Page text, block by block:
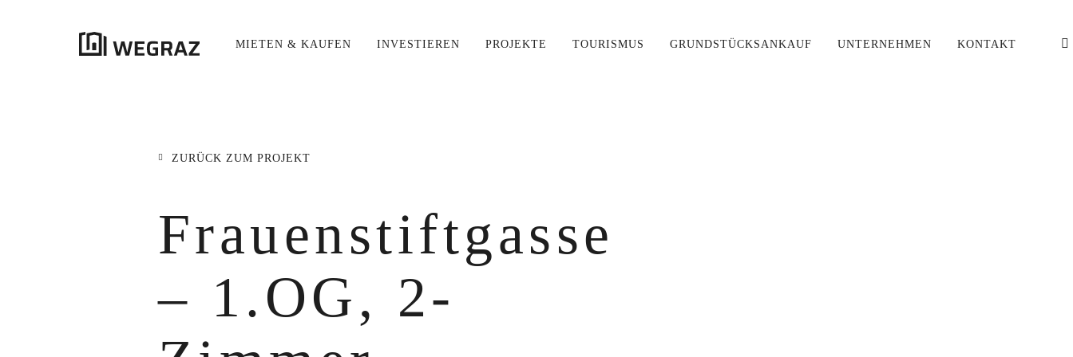
MIETEN & KAUFEN INVESTIEREN PROJEKTE TOURISMUS GRUNDSTÜCKSANKAUF UNTERNEHMEN KONTAKT
({{FILTERS[FILTER]}})
excerpt
MEHR ERFAHREN
ZURÜCK ZUM PROJEKT
Frauenstiftgasse
– 1.OG, 2-